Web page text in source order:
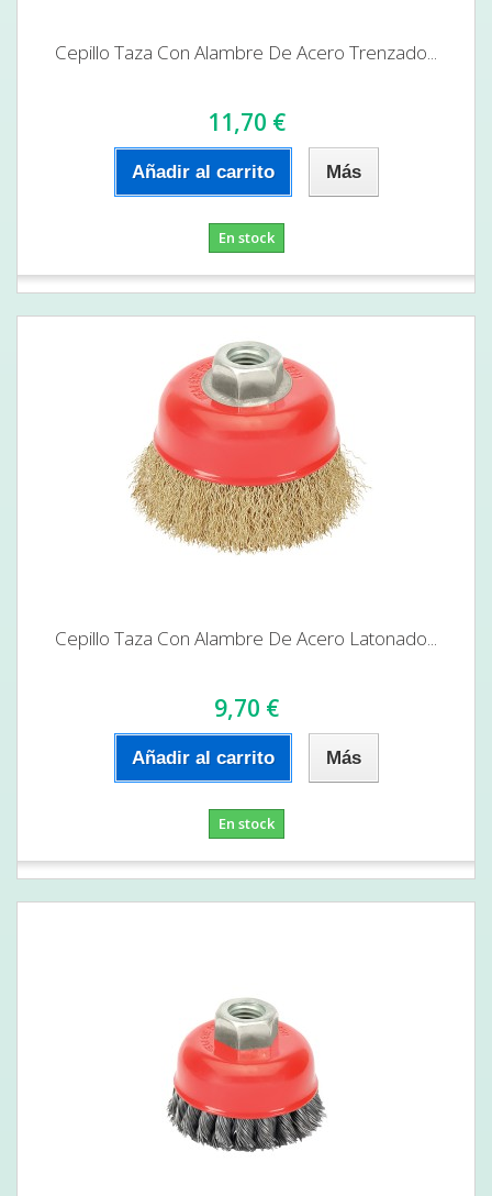
Cepillo Taza Con Alambre De Acero Trenzado...
11,70 €
Añadir al carrito Más
En stock
Cepillo Taza Con Alambre De Acero Latonado...
9,70 €
Añadir al carrito Más
En stock